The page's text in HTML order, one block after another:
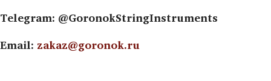
Telegram: @GoronokStringInstruments
Email: zakaz@goronok.ru